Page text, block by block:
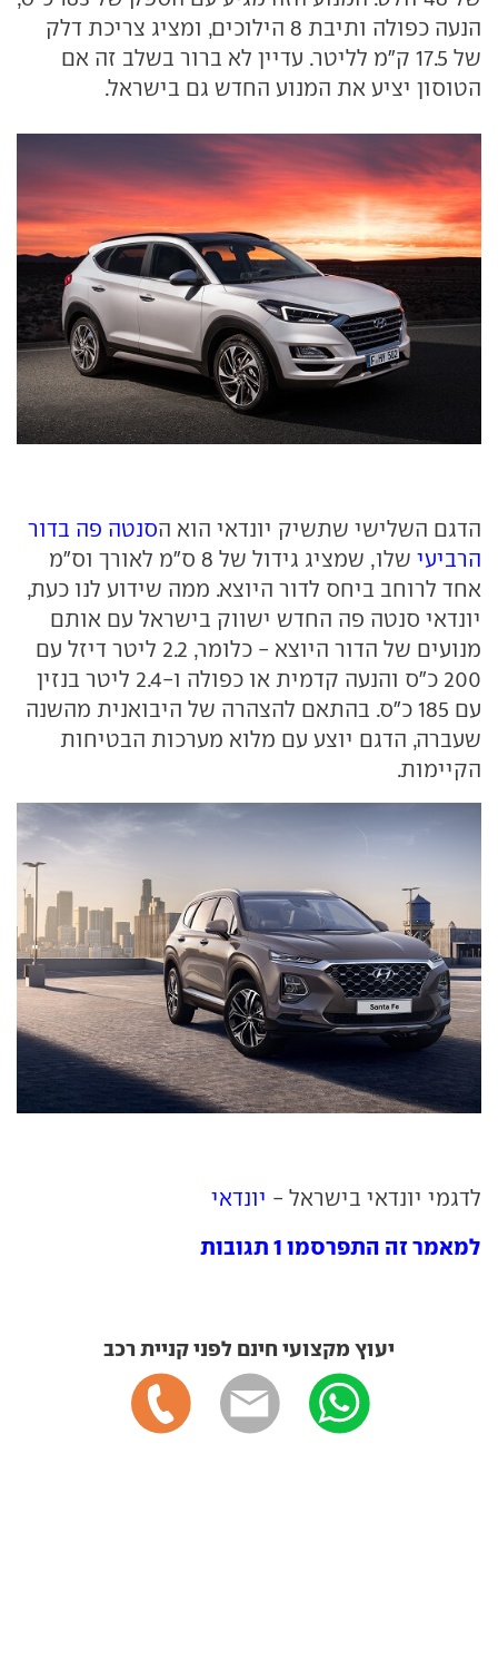
הנעה כפולה ותיבת 8 הילוכים, ומציג צריכת דלק
של 17.5 ק"מ לליטר. עדיין לא ברור בשלב זה אם
הטוסון יציע את המנוע החדש גם בישראל.
הדגם השלישי שתשיק יונדאי הוא הסנטה פה בדור
הרביעי
שלו, שמציג גידול של 8 ס"מ לאורך וס"מ
אחד לרוחב ביחס לדור היוצא. ממה שידוע לנו כעת,
יונדאי סנטה פה החדש ישווק בישראל עם אותם
מנועים של הדור היוצא - כלומר, 2.2 ליטר דיזל עם
200 כ"ס והנעה קדמית או כפולה ו-2.4 ליטר בנזין
עם 185 כ"ס. בהתאם להצהרה של היבואנית מהשנה
שעברה, הדגם יוצע עם מלוא מערכות הבטיחות
הקיימות.
לדגמי יונדאי בישראל - יונדאי
למאמר זה התפרסמו 1 תגובות
יעוץ מקצועי חינם לפני קניית רכב